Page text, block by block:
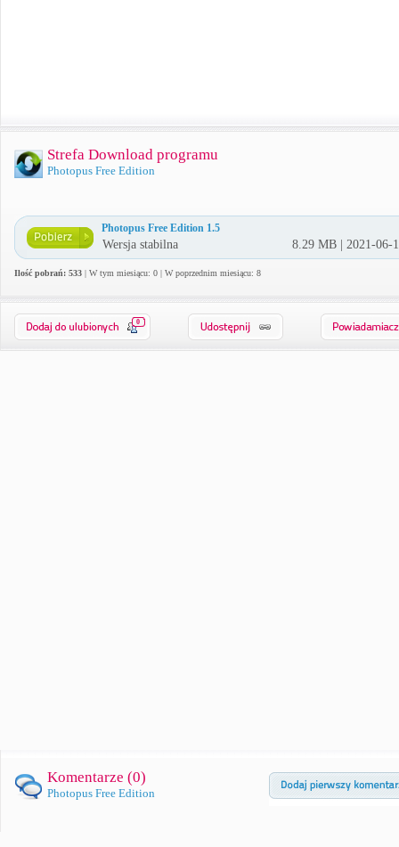
Strefa Download programu
Photopus Free Edition
Photopus Free Edition 1.5
Wersja stabilna 8.29 MB | 2021-06-
Ilość pobrań: 533 | W tym miesiącu: 0 | W poprzednim miesiącu: 8
0
Komentarze (0)
Photopus Free Edition